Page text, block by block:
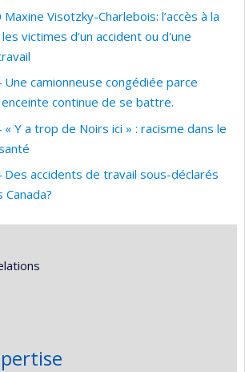
Visotzky-Charlebois: l’accès à la
victimes d'un accident ou d'une
camionneuse congédiée parce
continue de se battre.
Y a trop de Noirs ici » : racisme dans le
accidents de travail sous-déclarés